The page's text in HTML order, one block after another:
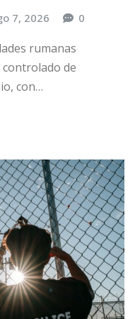
7, 2026 0
rumanas
de
con…